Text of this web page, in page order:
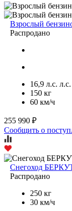
Взрослый
Распродано
16,9 л.с. л.с.
150 кг
60 км/ч
255 990 ₽
Сообщить о
Снегоход
Распродано
250 кг
30 км/ч